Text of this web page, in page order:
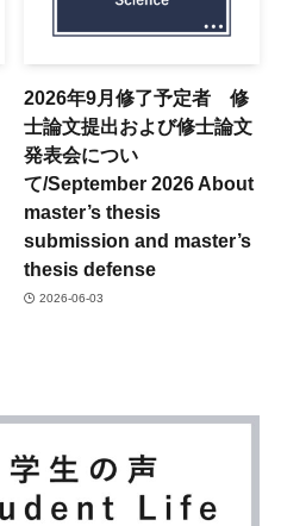
2026年9月修了予定者 修
士論文提出および修士論文
発表会につい
て/September 2026 About
master’s thesis
submission and master’s
thesis defense
2026-06-03